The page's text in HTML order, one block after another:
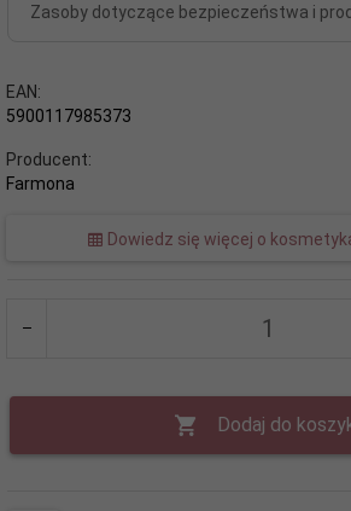
Zasoby dotyczące bezpieczeństwa i
EAN:
5900117985373
Producent:
Farmona
Dowiedz się więcej o
Dodaj do